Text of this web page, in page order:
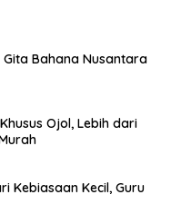
Bahana Nusantara
Ojol, Lebih dari
Kebiasaan Kecil, Guru